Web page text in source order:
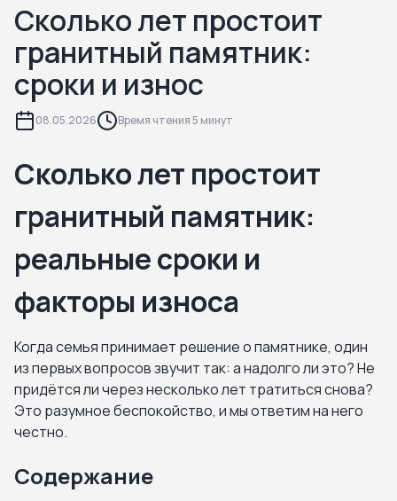
Сколько лет простоит
гранитный памятник:
сроки и износ
08.05.2026 Время чтения 5 минут
Сколько лет простоит
гранитный памятник:
реальные сроки и
факторы износа
Когда семья принимает решение о памятнике, один
из первых вопросов звучит так: а надолго ли это? Не
придётся ли через несколько лет тратиться снова?
Это разумное беспокойство, и мы ответим на него
честно.
Содержание